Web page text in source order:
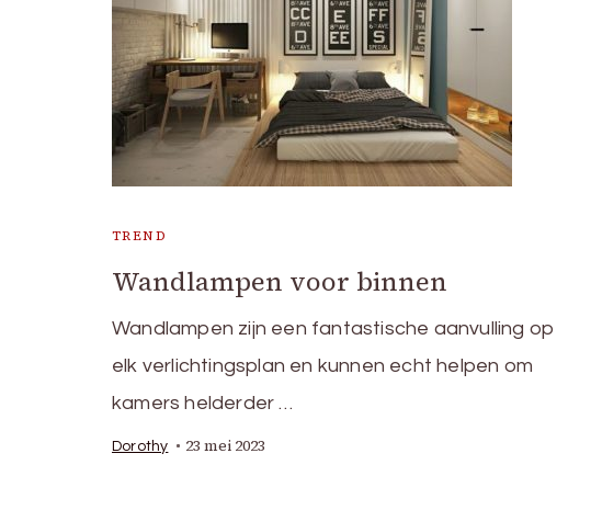
TREND
Wandlampen voor binnen
Wandlampen zijn een fantastische aanvulling op
elk verlichtingsplan en kunnen echt helpen om
kamers helderder …
Dorothy 23 mei 2023